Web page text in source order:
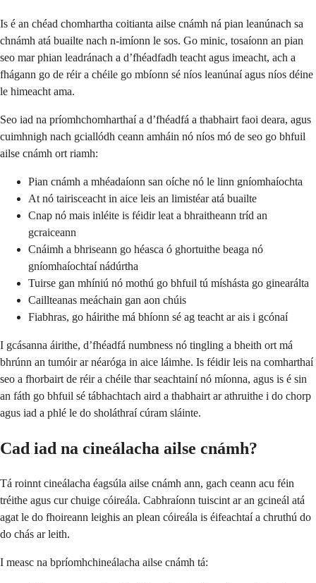
Is é an chéad chomhartha coitianta ailse cnámh ná pian leanúnach sa
chnámh atá buailte nach n-imíonn le sos. Go minic, tosaíonn an pian
seo mar phian leadránach a d’fhéadfadh teacht agus imeacht, ach a
fhágann go de réir a chéile go mbíonn sé níos leanúnaí agus níos déine
le himeacht ama.
Seo iad na príomhchomharthaí a d’fhéadfá a thabhairt faoi deara, agus
cuimhnigh nach gciallódh ceann amháin nó níos mó de seo go bhfuil
ailse cnámh ort riamh:
Pian cnámh a mhéadaíonn san oíche nó le linn gníomhaíochta
At nó tairisceacht in aice leis an limistéar atá buailte
Cnap nó mais inléite is féidir leat a bhraitheann tríd an
gcraiceann
Cnáimh a bhriseann go héasca ó ghortuithe beaga nó
gníomhaíochtaí nádúrtha
Tuirse gan mhíniú nó mothú go bhfuil tú míshásta go ginearálta
Caillteanas meáchain gan aon chúis
Fiabhras, go háirithe má bhíonn sé ag teacht ar ais i gcónaí
I gcásanna áirithe, d’fhéadfá numbness nó tingling a bheith ort má
bhrúnn an tumóir ar néaróga in aice láimhe. Is féidir leis na comharthaí
seo a fhorbairt de réir a chéile thar seachtainí nó míonna, agus is é sin
an fáth go bhfuil sé tábhachtach aird a thabhairt ar athruithe i do chorp
agus iad a phlé le do sholáthraí cúram sláinte.
Cad iad na cineálacha ailse cnámh?
Tá roinnt cineálacha éagsúla ailse cnámh ann, gach ceann acu féin
tréithe agus cur chuige cóireála. Cabhraíonn tuiscint ar an gcineál atá
agat le do fhoireann leighis an plean cóireála is éifeachtaí a chruthú do
do chás ar leith.
I measc na bpríomhchineálacha ailse cnámh tá: